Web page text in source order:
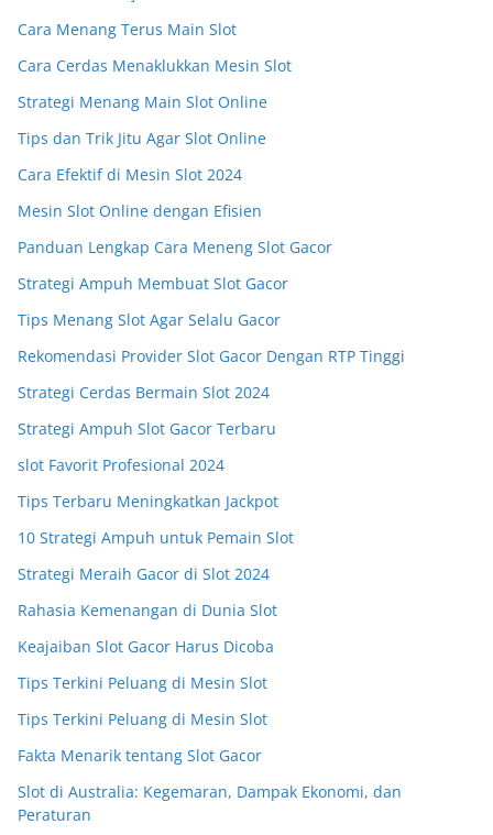
Cara Menang Terus Main Slot
Cara Cerdas Menaklukkan Mesin Slot
Strategi Menang Main Slot Online
Tips dan Trik Jitu Agar Slot Online
Cara Efektif di Mesin Slot 2024
Mesin Slot Online dengan Efisien
Panduan Lengkap Cara Meneng Slot Gacor
Strategi Ampuh Membuat Slot Gacor
Tips Menang Slot Agar Selalu Gacor
Rekomendasi Provider Slot Gacor Dengan RTP Tinggi
Strategi Cerdas Bermain Slot 2024
Strategi Ampuh Slot Gacor Terbaru
slot Favorit Profesional 2024
Tips Terbaru Meningkatkan Jackpot
10 Strategi Ampuh untuk Pemain Slot
Strategi Meraih Gacor di Slot 2024
Rahasia Kemenangan di Dunia Slot
Keajaiban Slot Gacor Harus Dicoba
Tips Terkini Peluang di Mesin Slot
Tips Terkini Peluang di Mesin Slot
Fakta Menarik tentang Slot Gacor
Slot di Australia: Kegemaran, Dampak Ekonomi, dan
Peraturan